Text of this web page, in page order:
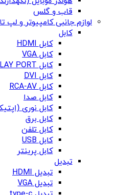
قاب و گلس
لوازم جانبی کامپیوتر و لپ
کابل
کابل HDMI
کابل VGA
کابل DISPLAY PORT
کابل DVI
کابل RCA-AV
کابل صدا
کابل نوری
کابل برق
کابل تلفن
کابل USB
کابل پرینتر
تبدیل
تبدیل HDMI
تبدیل VGA